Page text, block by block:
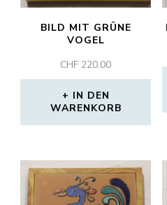
BILD MIT GRÜNE
VOGEL
CHF 220.00
IN DEN
WARENKORB